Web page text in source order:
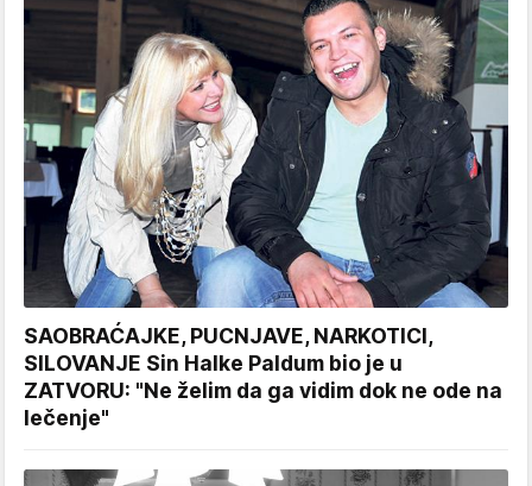
SAOBRAĆAJKE, PUCNJAVE, NARKOTICI,
SILOVANJE Sin Halke Paldum bio je u
ZATVORU: "Ne želim da ga vidim dok ne ode na
lečenje"